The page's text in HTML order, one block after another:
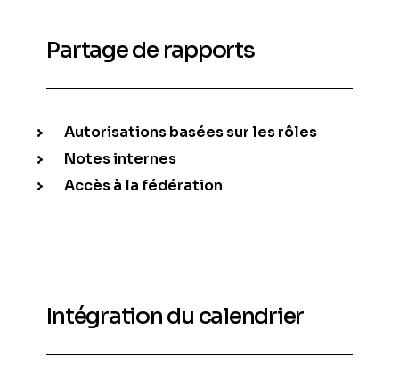
Partage de rapports
Autorisations basées sur les rôles
Notes internes
Accès à la fédération
Intégration du calendrier